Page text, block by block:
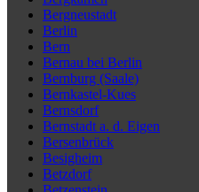
Bergneustadt
Berlin
Bern
Bernau bei Berlin
Bernburg (Saale)
Bernkastel-Kues
Bernsdorf
Bernstadt a. d. Eigen
Bersenbrück
Besigheim
Betzdorf